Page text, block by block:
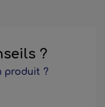
?
produit ?